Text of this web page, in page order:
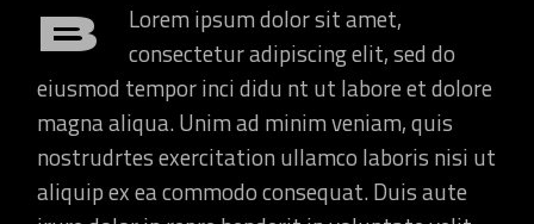
B
Lorem ipsum dolor sit amet,
consectetur adipiscing elit, sed do
eiusmod tempor inci didu nt ut labore et dolore
magna aliqua. Unim ad minim veniam, quis
nostrudrtes exercitation ullamco laboris nisi ut
aliquip ex ea commodo consequat. Duis aute